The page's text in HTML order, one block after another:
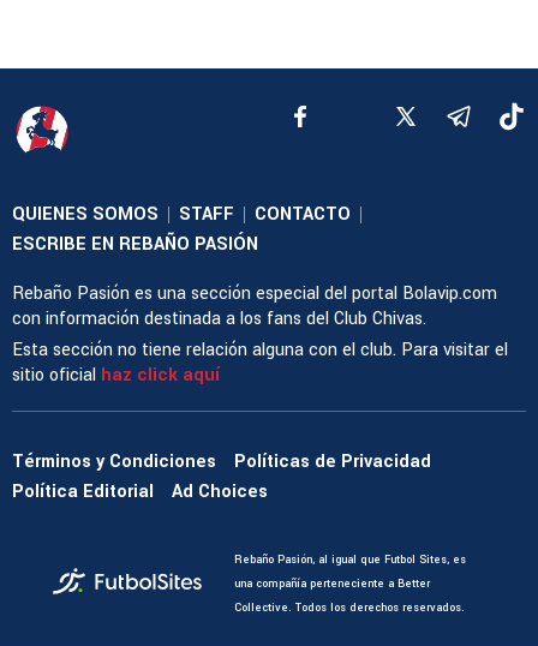
QUIENES SOMOS | STAFF | CONTACTO |
ESCRIBE EN REBAÑO PASIÓN
Rebaño Pasión es una sección especial del portal Bolavip.com
con información destinada a los fans del Club Chivas.
Esta sección no tiene relación alguna con el club. Para visitar el
sitio oficial haz click aquí
Términos y Condiciones
Políticas de Privacidad
Política Editorial
Ad Choices
Rebaño Pasión, al igual que Futbol Sites, es
una compañía perteneciente a Better
Collective. Todos los derechos reservados.